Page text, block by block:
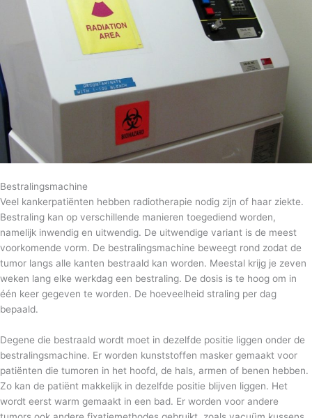
Bestralingsmachine
Veel kankerpatiënten hebben radiotherapie nodig zijn of haar ziekte.
Bestraling kan op verschillende manieren toegediend worden,
namelijk inwendig en uitwendig. De uitwendige variant is de meest
voorkomende vorm. De bestralingsmachine beweegt rond zodat de
tumor langs alle kanten bestraald kan worden. Meestal krijg je zeven
weken lang elke werkdag een bestraling. De dosis is te hoog om in
één keer gegeven te worden. De hoeveelheid straling per dag
bepaald.
Degene die bestraald wordt moet in dezelfde positie liggen onder de
bestralingsmachine. Er worden kunststoffen masker gemaakt voor
patiënten die tumoren in het hoofd, de hals, armen of benen hebben.
Zo kan de patiënt makkelijk in dezelfde positie blijven liggen. Het
wordt eerst warm gemaakt in een bad. Er worden voor andere